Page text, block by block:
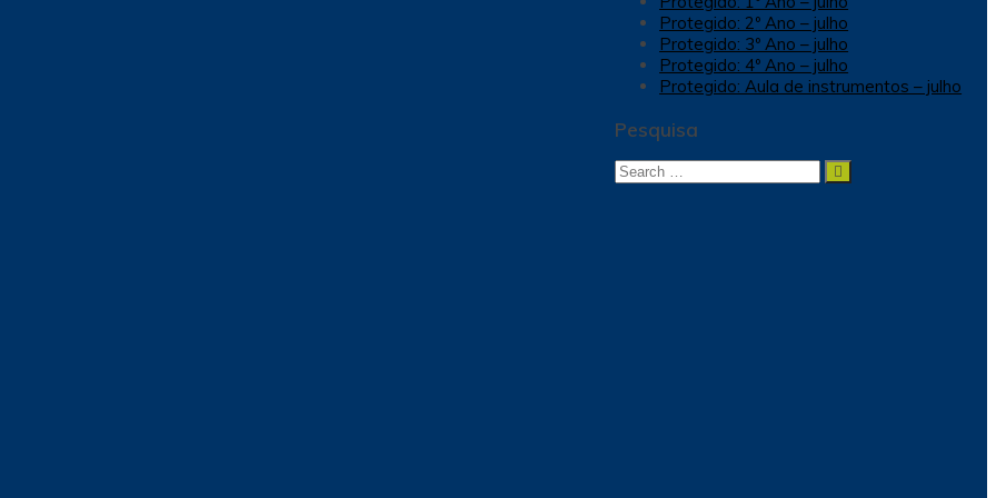
Protegido: 2º Ano – julho
Protegido: 3º Ano – julho
Protegido: 4º Ano – julho
Protegido: Aula de instrumentos – julho
Pesquisa
Search
Search